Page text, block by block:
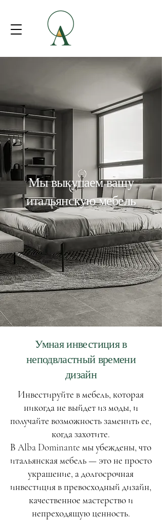
Мы выкупаем вашу
итальянскую мебель
Умная инвестиция в
неподвластный времени
дизайн
Инвестируйте в мебель, которая
никогда не выйдет из моды, и
получайте возможность заменить ее,
когда захотите.
В Alba Dominante мы убеждены, что
итальянская мебель — это не просто
украшение, а долгосрочная
инвестиция в превосходный дизайн,
качественное мастерство и
непреходящую ценность.